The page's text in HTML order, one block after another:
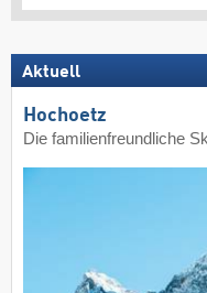
Aktuell
Hochoetz
Die familienfreundliche